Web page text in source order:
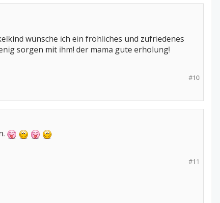
wünsche ich ein fröhliches und zufriedenes
sorgen mit ihm! der mama gute erholung!
#10
#11